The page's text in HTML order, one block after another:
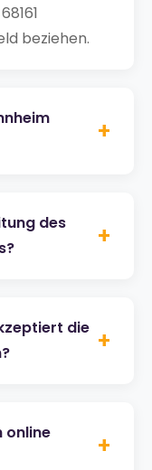
beziehen.
+
des
+
die +
online
+